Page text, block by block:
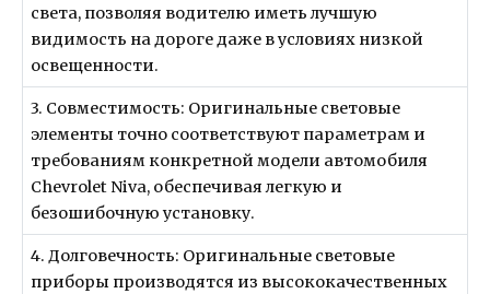
света, позволяя водителю иметь лучшую
видимость на дороге даже в условиях низкой
освещенности.
3. Совместимость: Оригинальные световые
элементы точно соответствуют параметрам и
требованиям конкретной модели автомобиля
Chevrolet Niva, обеспечивая легкую и
безошибочную установку.
4. Долговечность: Оригинальные световые
приборы производятся из высококачественных